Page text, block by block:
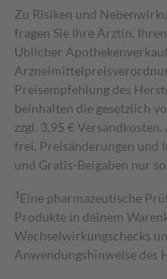
Zu Risiken und
fragen Sie Ihre Ärztin,
Üblicher
Preisempfehlung des
beinhalten die gesetzlich
zzgl. 3,95 €
frei. Preisänderungen und
und Gratis-Beigaben nur
1 Eine pharmazeutische
Produkte in deinem
Wechselwirkungschecks
Anwendungshinweise des